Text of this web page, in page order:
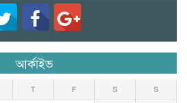
আর্কাইভ
T F S S